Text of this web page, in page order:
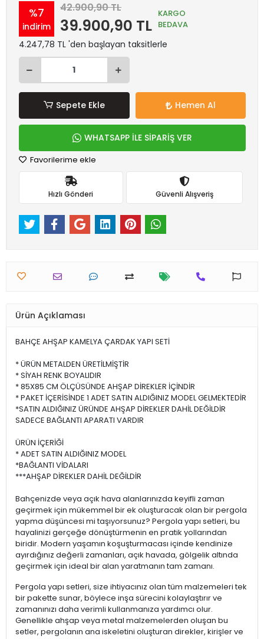
%7
indirim
42.900,90 TL
39.900,90 TL
KARGO
BEDAVA
4.247,78 TL 'den başlayan taksitlerle
Sepete Ekle Hemen Al
WHATSAPP İLE SİPARİŞ VER
Favorilerime ekle
Hızlı Gönderi Güvenli Alışveriş
Ürün Açıklaması
BAHÇE AHŞAP KAMELYA ÇARDAK YAPI SETİ
* ÜRÜN METALDEN ÜRETİLMİŞTİR
* SİYAH RENK BOYALIDIR
* 85X85 CM ÖLÇÜSÜNDE AHŞAP DİREKLER İÇİNDİR
* PAKET İÇERİSİNDE 1 ADET SATIN ALDIĞINIZ MODEL GELMEKTEDİR
*SATIN ALDIĞINIZ ÜRÜNDE AHŞAP DİREKLER DAHİL DEĞİLDİR
SADECE BAĞLANTI APARATI VARDIR
ÜRÜN İÇERİĞİ
* ADET SATIN ALDIĞINIZ MODEL
*BAĞLANTI VİDALARI
***AHŞAP DİREKLER DAHİL DEĞİLDİR
Bahçenizde veya açık hava alanlarınızda keyifli zaman
geçirmek için mükemmel bir ek oluşturacak olan bir pergola
yapma düşüncesi mi taşıyorsunuz? Pergola yapı setleri, bu
hayalinizi gerçeğe dönüştürmenin en pratik yollarından
biridir. Modern yaşamın koşuşturmacası içinde kendinize
ayırdığınız değerli zamanları, açık havada, gölgelik altında
geçirmek için ideal bir alan yaratmanın tam zamanı.
Pergola yapı setleri, size ihtiyacınız olan tüm malzemeleri tek
bir pakette sunar, böylece inşa sürecini kolaylaştırır ve
zamanınızı daha verimli kullanmanıza yardımcı olur.
Genellikle ahşap veya metal malzemelerden oluşan bu
setler, pergolanın ana iskeletini oluşturan direkler, kirişler ve